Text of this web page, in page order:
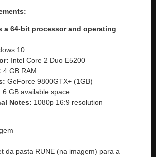
a 64-bit processor and operating
10
Intel Core 2 Duo E5200
4 GB RAM
GeForce 9800GTX+ (1GB)
6 GB available space
Notes: 1080p 16:9 resolution
da pasta RUNE (na imagem) para a